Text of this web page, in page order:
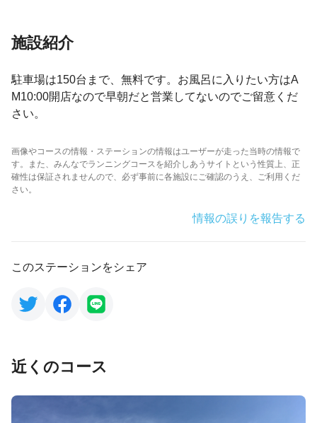
施設紹介
駐車場は150台まで、無料です。お風呂に入りたい方はA
M10:00開店なので早朝だと営業してないのでご留意くだ
さい。
画像やコースの情報・ステーションの情報はユーザーが走った当時の情報で
す。また、みんなでランニングコースを紹介しあうサイトという性質上、正
確性は保証されませんので、必ず事前に各施設にご確認のうえ、ご利用くだ
さい。
情報の誤りを報告する
このステーションをシェア
近くのコース